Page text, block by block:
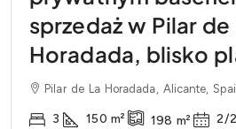
sprzedaż w Pilar de
Horadada, blisko
Pilar de La Horadada, Alicante,
3 150 m² 198 m² 2/